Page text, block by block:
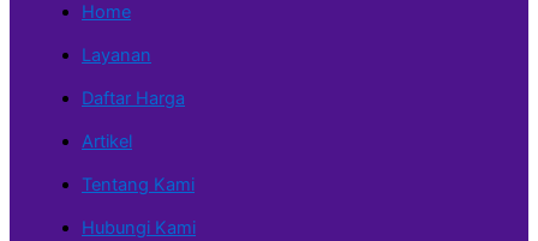
Home
Layanan
Daftar Harga
Artikel
Tentang Kami
Hubungi Kami